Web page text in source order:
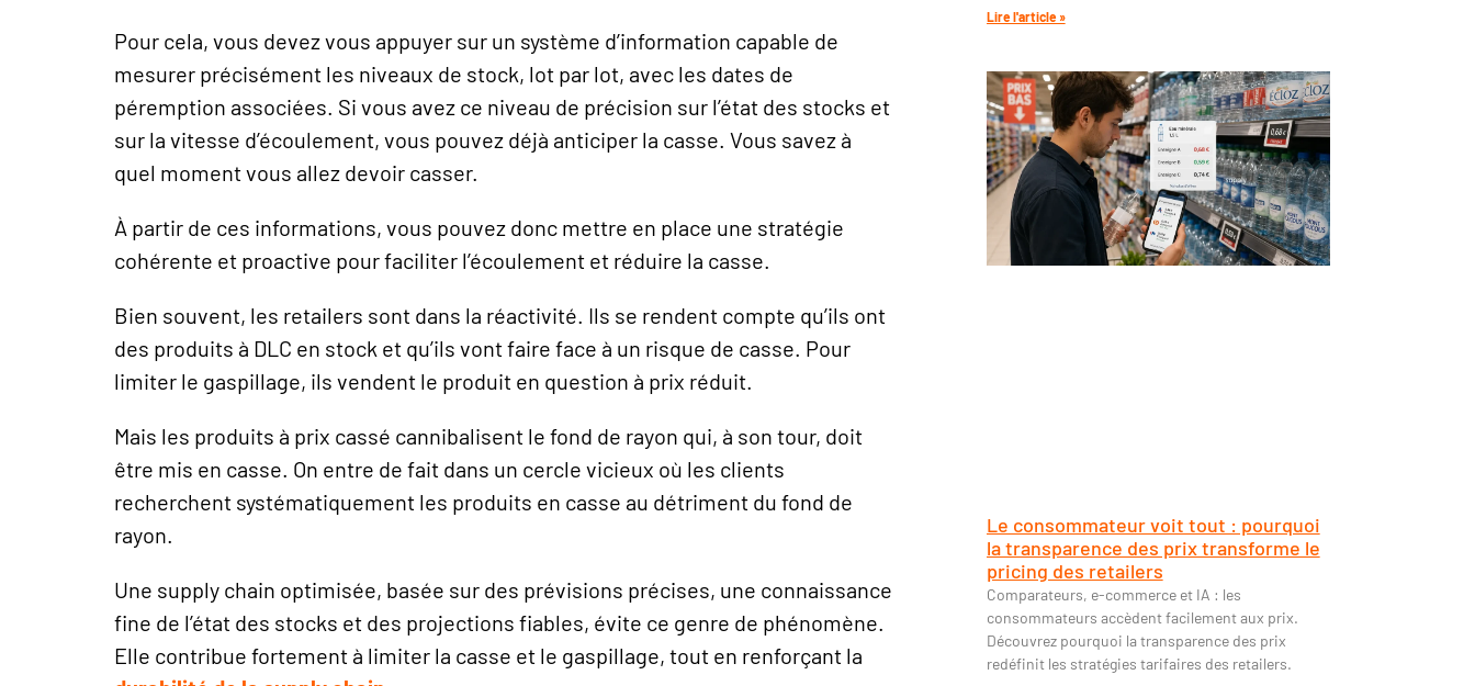
Pour cela, vous devez vous appuyer sur un système d’information capable de
mesurer précisément les niveaux de stock, lot par lot, avec les dates de
péremption associées. Si vous avez ce niveau de précision sur l’état des stocks et
sur la vitesse d’écoulement, vous pouvez déjà anticiper la casse. Vous savez à
quel moment vous allez devoir casser.
À partir de ces informations, vous pouvez donc mettre en place une stratégie
cohérente et proactive pour faciliter l’écoulement et réduire la casse.
Bien souvent, les retailers sont dans la réactivité. Ils se rendent compte qu’ils ont
des produits à DLC en stock et qu’ils vont faire face à un risque de casse. Pour
limiter le gaspillage, ils vendent le produit en question à prix réduit.
Mais les produits à prix cassé cannibalisent le fond de rayon qui, à son tour, doit
être mis en casse. On entre de fait dans un cercle vicieux où les clients
recherchent systématiquement les produits en casse au détriment du fond de
rayon.
Une supply chain optimisée, basée sur des prévisions précises, une connaissance
fine de l’état des stocks et des projections fiables, évite ce genre de phénomène.
Elle contribue fortement à limiter la casse et le gaspillage, tout en renforçant la
Lire l'article »
Le consommateur voit tout : pourquoi
la transparence des prix transforme le
pricing des retailers
Comparateurs, e-commerce et IA : les
consommateurs accèdent facilement aux prix.
Découvrez pourquoi la transparence des prix
redéfinit les stratégies tarifaires des retailers.